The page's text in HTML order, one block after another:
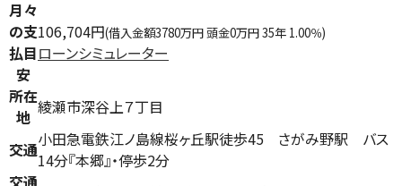
月々
の支
払目
安
106,704円(借入金額3780万円 頭金0万円 35年 1.00％)
ローンシミュレーター
所在
地 綾瀬市深谷上７丁目
交通小田急電鉄江ノ島線桜ヶ丘駅徒歩45 さがみ野駅 バス
14分『本郷』・停歩2分
交通